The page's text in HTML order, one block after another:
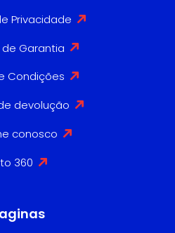
Privacidade
Garantia
Condições
devolução
conosco
360